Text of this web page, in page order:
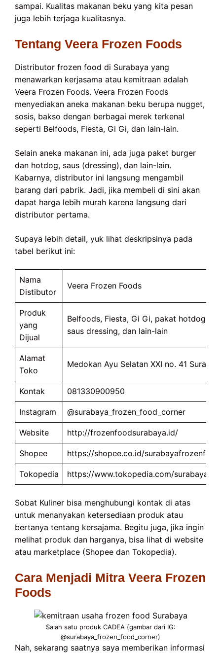
sampai. Kualitas makanan beku yang kita pesan
juga lebih terjaga kualitasnya.
Tentang Veera Frozen Foods
Distributor frozen food di Surabaya yang
menawarkan kerjasama atau kemitraan adalah
Veera Frozen Foods. Veera Frozen Foods
menyediakan aneka makanan beku berupa nugget,
sosis, bakso dengan berbagai merek terkenal
seperti Belfoods, Fiesta, Gi Gi, dan lain-lain.
Selain aneka makanan ini, ada juga paket burger
dan hotdog, saus (dressing), dan lain-lain.
Kabarnya, distributor ini langsung mengambil
barang dari pabrik. Jadi, jika membeli di sini akan
dapat harga lebih murah karena langsung dari
distributor pertama.
Supaya lebih detail, yuk lihat deskripsinya pada
tabel berikut ini:
Nama
Distibutor
Veera Frozen Foods
Produk
yang
Dijual
Belfoods, Fiesta, Gi Gi, pakat hotdog
saus dressing, dan lain-lain
Alamat
Toko
Medokan Ayu Selatan XXI no. 41
Kontak 081330900950
Instagram @surabaya_frozen_food_corner
Website http://frozenfoodsurabaya.id/
Shopee https://shopee.co.id/
Tokopedia https://www.tokopedia.com/
Sobat Kuliner bisa menghubungi kontak di atas
untuk menanyakan ketersediaan produk atau
bertanya tentang kersajama. Begitu juga, jika ingin
melihat produk dan harganya, bisa lihat di website
atau marketplace (Shopee dan Tokopedia).
Cara Menjadi Mitra Veera Frozen
Foods
Salah satu produk CADEA (gambar dari IG:
@surabaya_frozen_food_corner)
Nah, sekarang saatnya saya memberikan informasi